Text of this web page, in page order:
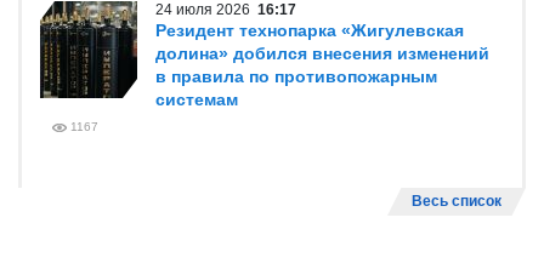
24 июля 2026 16:17
Резидент технопарка «Жигулевская
долина» добился внесения изменений
в правила по противопожарным
системам
1167
Весь список